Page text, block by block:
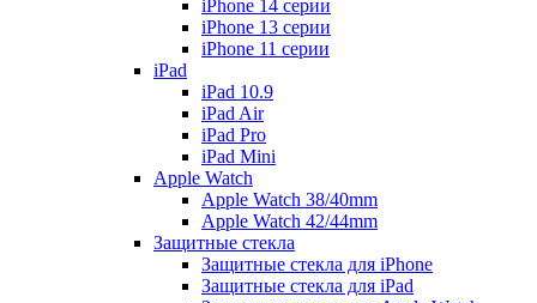
iPhone 14 серии
iPhone 13 серии
iPhone 11 серии
iPad
iPad 10.9
iPad Air
iPad Pro
iPad Mini
Apple Watch
Apple Watch 38/40mm
Apple Watch 42/44mm
Защитные стекла
Защитные стекла для iPhone
Защитные стекла для iPad